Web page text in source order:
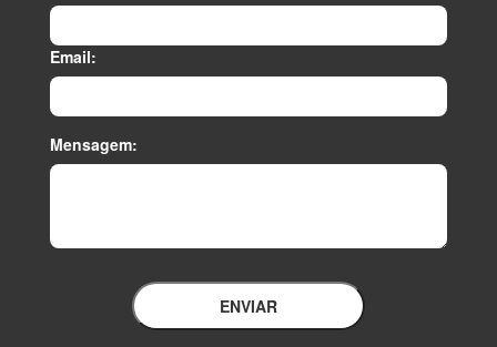
Email:
Mensagem:
ENVIAR